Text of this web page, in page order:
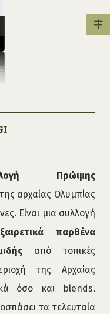
Πρώιμης
αρχαίας Ολυμπίας
Είναι μια συλλογή
παρθένα
από τοπικές
της Aρχαίας
όσο και blends.
τα τελευταία